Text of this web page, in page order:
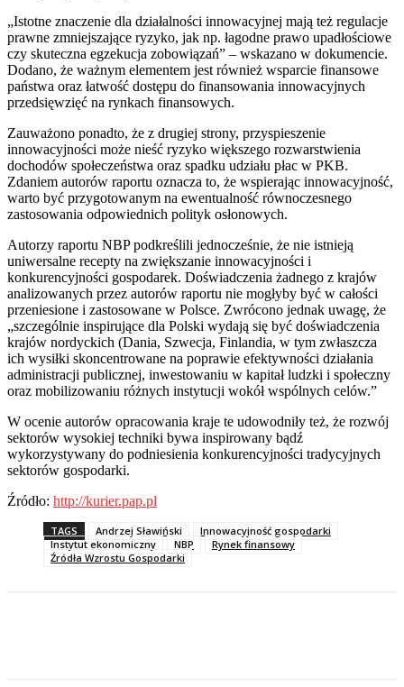
„Istotne znaczenie dla działalności innowacyjnej mają też regulacje
prawne zmniejszające ryzyko, jak np. łagodne prawo upadłościowe
czy skuteczna egzekucja zobowiązań” – wskazano w dokumencie.
Dodano, że ważnym elementem jest również wsparcie finansowe
państwa oraz łatwość dostępu do finansowania innowacyjnych
przedsięwzięć na rynkach finansowych.
Zauważono ponadto, że z drugiej strony, przyspieszenie
innowacyjności może nieść ryzyko większego rozwarstwienia
dochodów społeczeństwa oraz spadku udziału płac w PKB.
Zdaniem autorów raportu oznacza to, że wspierając innowacyjność,
warto być przygotowanym na ewentualność równoczesnego
zastosowania odpowiednich polityk osłonowych.
Autorzy raportu NBP podkreślili jednocześnie, że nie istnieją
uniwersalne recepty na zwiększanie innowacyjności i
konkurencyjności gospodarek. Doświadczenia żadnego z krajów
analizowanych przez autorów raportu nie mogłyby być w całości
przeniesione i zastosowane w Polsce. Zwrócono jednak uwagę, że
„szczególnie inspirujące dla Polski wydają się być doświadczenia
krajów nordyckich (Dania, Szwecja, Finlandia, w tym zwłaszcza
ich wysiłki skoncentrowane na poprawie efektywności działania
administracji publicznej, inwestowaniu w kapitał ludzki i społeczny
oraz mobilizowaniu różnych instytucji wokół wspólnych celów.”
W ocenie autorów opracowania kraje te udowodniły też, że rozwój
sektorów wysokiej techniki bywa inspirowany bądź
wykorzystywany do podniesienia konkurencyjności tradycyjnych
sektorów gospodarki.
Źródło: http://kurier.pap.pl
TAGS Andrzej Sławiński
Innowacyjność gospodarki
Instytut ekonomiczny
NBP
Rynek finansowy
Źródła Wzrostu Gospodarki